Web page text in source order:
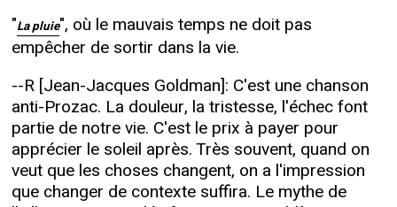
"La pluie", où le mauvais temps ne doit pas
empêcher de sortir dans la vie.
--R [Jean-Jacques Goldman]: C'est une chanson
anti-Prozac. La douleur, la tristesse, l'échec font
partie de notre vie. C'est le prix à payer pour
apprécier le soleil après. Très souvent, quand on
veut que les choses changent, on a l'impression
que changer de contexte suffira. Le mythe de